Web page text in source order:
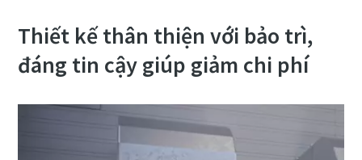
Atlas Copco
Tìm hiểu thêm
Thiết kế thân thiện với bảo trì,
đáng tin cậy giúp giảm chi phí